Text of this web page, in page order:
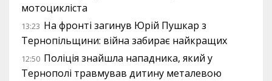
мотоцикліста
13:23 На фронті загинув Юрій Пушкар з
Тернопільщини: війна забирає найкращих
12:50 Поліція знайшла нападника, який у
Тернополі травмував дитину металевою